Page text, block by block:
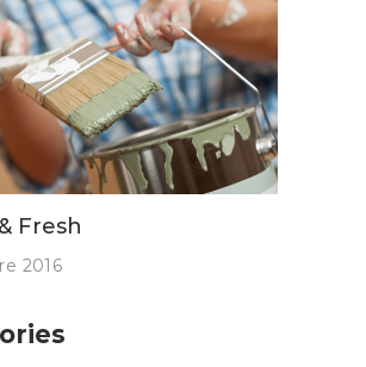
Fresh
2016